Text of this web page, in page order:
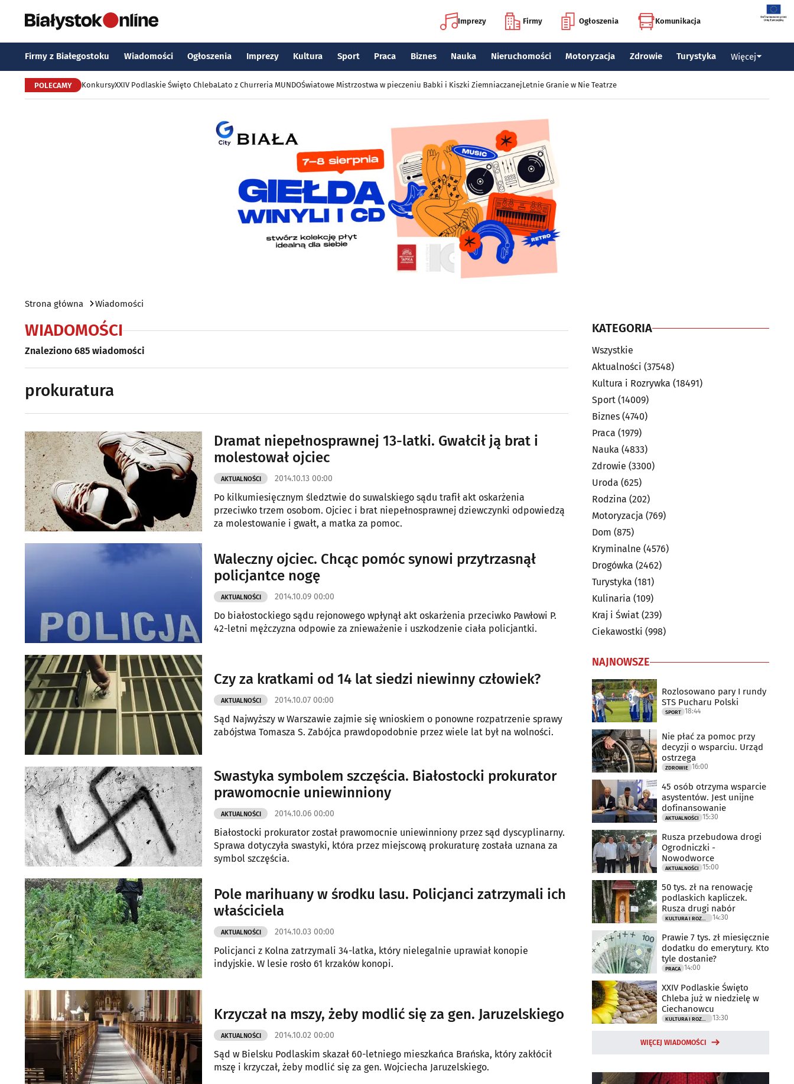
Imprezy Firmy Ogłoszenia Komunikacja
Firmy z Białegostoku Wiadomości Ogłoszenia Imprezy Kultura Sport Praca Biznes Nauka Nieruchomości Motoryzacja Zdrowie Turystyka Więcej
POLECAMY KonkursyXXIV Podlaskie Święto ChlebaLato z Churreria MUNDOŚwiatowe Mistrzostwa w pieczeniu Babki i Kiszki ZiemniaczanejLetnie Granie w Nie Teatrze
Strona główna Wiadomości
WIADOMOŚCI
Znaleziono 685 wiadomości
prokuratura
Dramat niepełnosprawnej 13-latki. Gwałcił ją brat i
molestował ojciec
AKTUALNOŚCI 2014.10.13 00:00
Po kilkumiesięcznym śledztwie do suwalskiego sądu trafił akt oskarżenia
przeciwko trzem osobom. Ojciec i brat niepełnosprawnej dziewczynki odpowiedzą
za molestowanie i gwałt, a matka za pomoc.
Waleczny ojciec. Chcąc pomóc synowi przytrzasnął
policjantce nogę
AKTUALNOŚCI 2014.10.09 00:00
Do białostockiego sądu rejonowego wpłynął akt oskarżenia przeciwko Pawłowi P.
42-letni mężczyzna odpowie za znieważenie i uszkodzenie ciała policjantki.
Czy za kratkami od 14 lat siedzi niewinny człowiek?
AKTUALNOŚCI 2014.10.07 00:00
Sąd Najwyższy w Warszawie zajmie się wnioskiem o ponowne rozpatrzenie sprawy
zabójstwa Tomasza S. Zabójca prawdopodobnie przez wiele lat był na wolności.
Swastyka symbolem szczęścia. Białostocki prokurator
prawomocnie uniewinniony
AKTUALNOŚCI 2014.10.06 00:00
Białostocki prokurator został prawomocnie uniewinniony przez sąd dyscyplinarny.
Sprawa dotyczyła swastyki, która przez miejscową prokuraturę została uznana za
symbol szczęścia.
Pole marihuany w środku lasu. Policjanci zatrzymali ich
właściciela
AKTUALNOŚCI 2014.10.03 00:00
Policjanci z Kolna zatrzymali 34-latka, który nielegalnie uprawiał konopie
indyjskie. W lesie rosło 61 krzaków konopi.
Krzyczał na mszy, żeby modlić się za gen. Jaruzelskiego
AKTUALNOŚCI 2014.10.02 00:00
Sąd w Bielsku Podlaskim skazał 60-letniego mieszkańca Brańska, który zakłócił
mszę i krzyczał, żeby modlić się za gen. Wojciecha Jaruzelskiego.
KATEGORIA
Wszystkie
Aktualności (37548)
Kultura i Rozrywka (18491)
Sport (14009)
Biznes (4740)
Praca (1979)
Nauka (4833)
Zdrowie (3300)
Uroda (625)
Rodzina (202)
Motoryzacja (769)
Dom (875)
Kryminalne (4576)
Drogówka (2462)
Turystyka (181)
Kulinaria (109)
Kraj i Świat (239)
Ciekawostki (998)
NAJNOWSZE
Rozlosowano pary I rundy
STS Pucharu Polski
SPORT 18:44
Nie płać za pomoc przy
decyzji o wsparciu. Urząd
ostrzega
ZDROWIE 16:00
45 osób otrzyma wsparcie
asystentów. Jest unijne
dofinansowanie
AKTUALNOŚCI 15:30
Rusza przebudowa drogi
Ogrodniczki -
Nowodworce
AKTUALNOŚCI 15:00
50 tys. zł na renowację
podlaskich kapliczek.
Rusza drugi nabór
14:30
Prawie 7 tys. zł miesięcznie
dodatku do emerytury. Kto
tyle dostanie?
PRACA 14:00
XXIV Podlaskie Święto
Chleba już w niedzielę w
Ciechanowcu
13:30
WIĘCEJ WIADOMOŚCI